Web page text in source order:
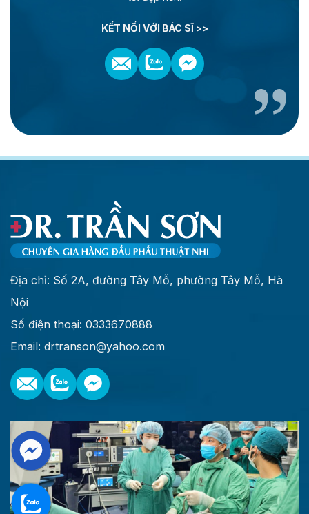
KẾT NỐI VỚI BÁC SĨ >>
Địa chỉ: Số 2A, đường Tây Mỗ, phường Tây Mỗ, Hà
Nội
Số điện thoại: 0333670888
Email: drtranson@yahoo.com